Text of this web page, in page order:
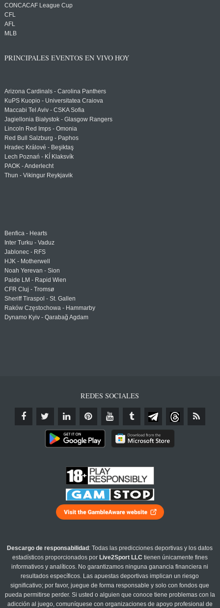
CONCACAF League Cup
CFL
AFL
MLB
PRINCIPALES EVENTOS EN VIVO HOY
Arizona Cardinals - Carolina Panthers
KuPS Kuopio - Universitatea Craiova
Maccabi Tel Aviv - CSKA Sofia
Jagiellonia Białystok - Glasgow Rangers
Lincoln Red Imps - Omonia
Red Bull Salzburg - Paphos
Hradec Králové - Beşiktaş
Lech Poznań - KÍ Klaksvík
PAOK - Anderlecht
Thun - Vikingur Reykjavik
Benfica - Hearts
Inter Turku - Vaduz
Jablonec - RFS
HJK - Motherwell
Noah Yerevan - Sion
Paide LM - Rapid Wien
CFR Cluj - Tromsø
Sheriff Tiraspol - St. Gallen
Raków Częstochowa - Hammarby
Dynamo Kyiv - Qarabağ Agdam
REDES SOCIALES
Descargo de responsabilidad : Todas las predicciones deportivas y los datos
estadísticos proporcionados por Live2Sport LLC tienen únicamente fines
informativos y analíticos. No garantizamos ninguna ganancia financiera ni
resultados específicos. Las apuestas deportivas implican un riesgo
significativo; por favor, juegue de forma responsable y solo con fondos que
pueda permitirse perder. Si usted o alguien que conoce tiene problemas con la
adicción al juego, comuníquese con organizaciones de apoyo profesional de